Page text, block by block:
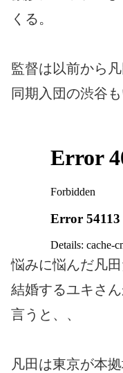
くる。
監督は以前から
同期入団の渋谷も
悩みに悩んだ凡田
結婚するユキさ
言うと、、
凡田は東京が本